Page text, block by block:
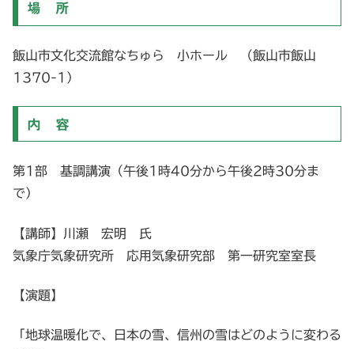
場 所
飯山市文化交流館なちゅら 小ホール （飯山市飯山
1370-1）
内 容
第1部 基調講演（午後1時40分から午後2時30分ま
で）
【講師】川瀬 宏明 氏
気象庁気象研究所 応用気象研究部 第一研究室室長
【演題】
「地球温暖化で、日本の雪、信州の雪はどのように変わる